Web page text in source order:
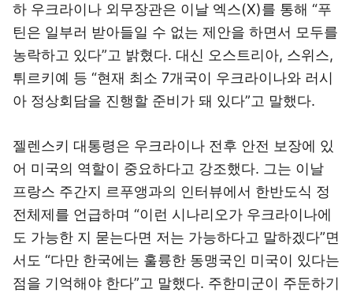
하 우크라이나 외무장관은 이날 엑스(X)를 통해 “푸
틴은 일부러 받아들일 수 없는 제안을 하면서 모두를
농락하고 있다”고 밝혔다. 대신 오스트리아, 스위스,
튀르키예 등 “현재 최소 7개국이 우크라이나와 러시
아 정상회담을 진행할 준비가 돼 있다”고 말했다.
젤렌스키 대통령은 우크라이나 전후 안전 보장에 있
어 미국의 역할이 중요하다고 강조했다. 그는 이날
프랑스 주간지 르푸앵과의 인터뷰에서 한반도식 정
전체제를 언급하며 “이런 시나리오가 우크라이나에
도 가능한 지 묻는다면 저는 가능하다고 말하겠다”면
서도 “다만 한국에는 훌륭한 동맹국인 미국이 있다는
점을 기억해야 한다”고 말했다. 주한미군이 주둔하기